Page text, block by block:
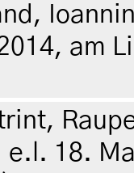
am
18.